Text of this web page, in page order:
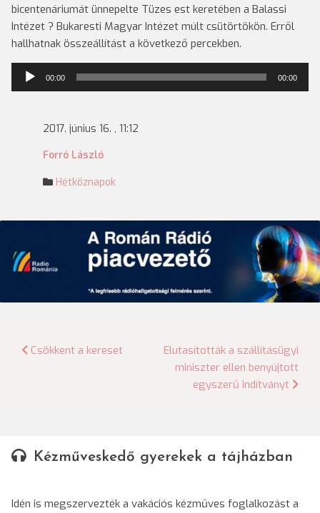
bicentenáriumát ünnepelte Tüzes est keretében a Balassi
Intézet ? Bukaresti Magyar Intézet múlt csütörtökön. Erről
hallhatnak összeállítást a következő percekben.
Audió
lejátszó
00:00 00:00
2017. június 16. , 11:12
Forró László
Hétköznapok
Bejegyzés
Csökkent a kereset
Elutasították a szállításügyi
miniszter ellen benyújtott
egyszerű indítványt
Kézműveskedő gyerekek a tájházban
Idén is megszervezték a vakációs kézműves foglalkozást a